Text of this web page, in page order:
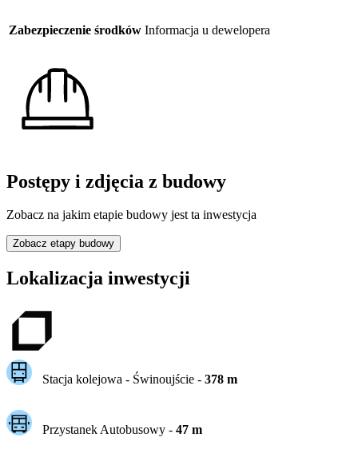
Zabezpieczenie środków Informacja u dewelopera
Postępy i zdjęcia z budowy
Zobacz na jakim etapie budowy jest ta inwestycja
Zobacz etapy budowy
Lokalizacja inwestycji
Stacja kolejowa - Świnoujście- 378m
Przystanek Autobusowy - 47m